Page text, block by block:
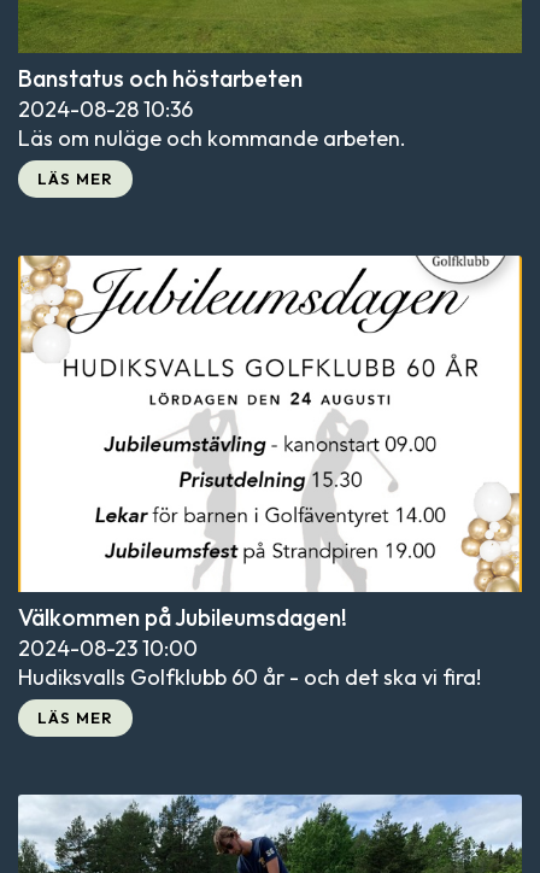
Banstatus och höstarbeten
2024-08-2810:36
Läs om nuläge och kommande arbeten.
LÄS MER
Välkommen på Jubileumsdagen!
2024-08-2310:00
Hudiksvalls Golfklubb 60 år - och det ska vi fira!
LÄS MER